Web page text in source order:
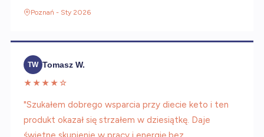
Poznań - Sty 2026
TW Tomasz W.
★★★★☆
"Szukałem dobrego wsparcia przy diecie keto i ten
produkt okazał się strzałem w dziesiątkę. Daje